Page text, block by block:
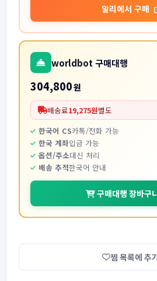
알리에서 구매
worldbot 구매대행
304,800원
배송료19,275원별도
한국어 CS카톡/전화 가능
한국 계좌입금 가능
옵션/주소대신 처리
배송 추적한국어 안내
구매대행 장바구
찜 목록에 추